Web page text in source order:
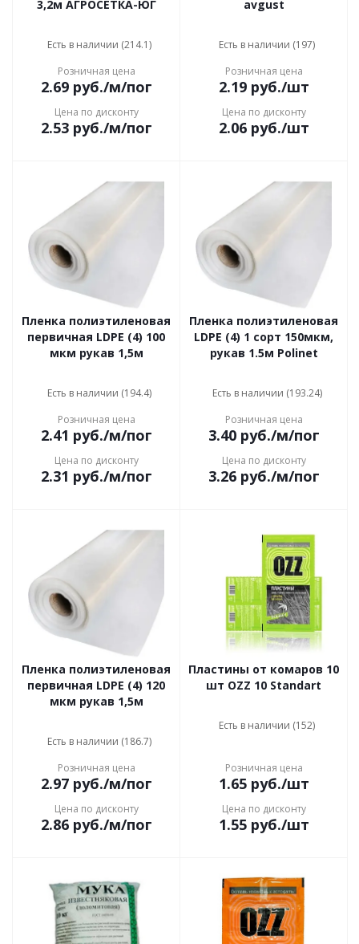
3,2м АГРОСЕТКА-ЮГ
Есть в наличии (214.1)
Розничная цена
2.69руб./м/пог
Цена по дисконту
2.53руб./м/пог
avgust
Есть в наличии (197)
Розничная цена
2.19руб./шт
Цена по дисконту
2.06руб./шт
Пленка полиэтиленовая
первичная LDPE (4) 100
мкм рукав 1,5м
Есть в наличии (194.4)
Розничная цена
2.41 руб./м/пог
Цена по дисконту
2.31 руб./м/пог
Пленка полиэтиленовая
LDPE (4) 1 сорт 150мкм,
рукав 1.5м Polinet
Есть в наличии (193.24)
Розничная цена
3.40руб./м/пог
Цена по дисконту
3.26руб./м/пог
Пленка полиэтиленовая
первичная LDPE (4) 120
мкм рукав 1,5м
Есть в наличии (186.7)
Розничная цена
2.97руб./м/пог
Цена по дисконту
2.86руб./м/пог
Пластины от комаров 10
шт OZZ 10 Standart
Есть в наличии (152)
Розничная цена
1.65руб./шт
Цена по дисконту
1.55руб./шт